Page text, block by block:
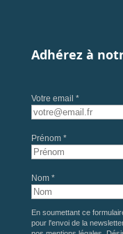
Adhérez à
Votre email *
Prénom *
Nom *
En soumettant ce
pour l'envoi de la